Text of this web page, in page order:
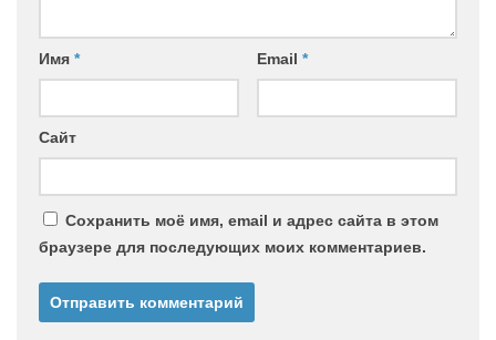
Имя * Email *
Сайт
Сохранить моё имя, email и адрес сайта в этом
браузере для последующих моих комментариев.